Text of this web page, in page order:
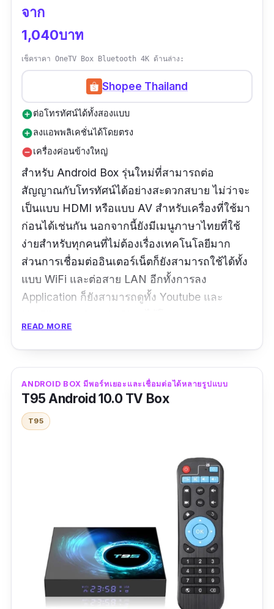
จาก
1,040บาท
เช็คราคา OneTV Box Bluetooth 4K ด้านล่าง:
Shopee Thailand
add_circleต่อโทรทัศน์ได้ทั้งสองแบบ
add_circleลงแอพพลิเคชั่นได้โดยตรง
remove_circleเครื่องค่อนข้างใหญ่
สำหรับ Android Box รุ่นใหม่ที่สามารถต่อ
สัญญาณกับโทรทัศน์ได้อย่างสะดวกสบาย ไม่ว่าจะ
เป็นแบบ HDMI หรือแบบ AV สำหรับเครื่องที่ใช้มา
ก่อนได้เช่นกัน นอกจากนี้ยังมีเมนูภาษาไทยที่ใช้
ง่ายสำหรับทุกคนที่ไม่ต้องเรื่องเทคโนโลยีมาก
ส่วนการเชื่อมต่ออินเตอร์เน็ตก็ยังสามารถใช้ได้ทั้ง
แบบ WiFi และต่อสาย LAN อีกทั้งการลง
Application ก็ยังสามารถดูทั้ง Youtube และ
เน้นดูหนังฟังเพลงผมเอามาต่อ กับจอคอมพิวเตอที่
ไม่ได้ใช้งาน ถือ ว่าคุ้มค่ามากครับ
READ MORE
ANDROID BOX มีพอร์ทเยอะและเชื่อมต่อได้หลายรูปแบบ
T95 Android 10.0 TV Box
T95